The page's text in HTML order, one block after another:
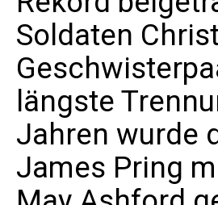
Soldaten
längste
Jahren wurde
James Pring